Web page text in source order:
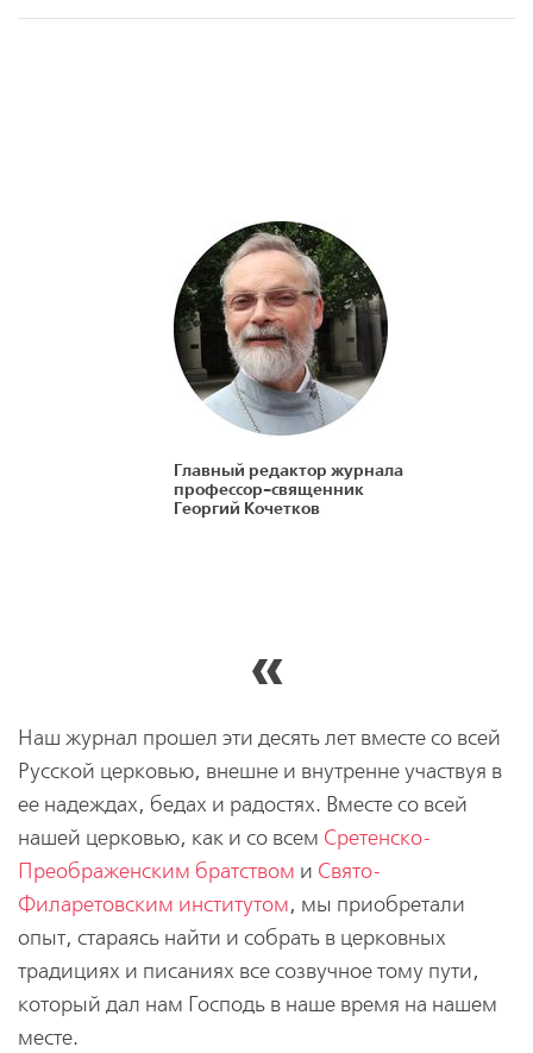
Главный редактор журнала
профессор-священник
Георгий Кочетков
Наш журнал прошел эти десять лет вместе со всей
Русской церковью, внешне и внутренне участвуя в
ее надеждах, бедах и радостях. Вместе со всей
нашей церковью, как и со всем Сретенско-
Преображенским братством и Свято-
Филаретовским институтом, мы приобретали
опыт, стараясь найти и собрать в церковных
традициях и писаниях все созвучное тому пути,
который дал нам Господь в наше время на нашем
месте.